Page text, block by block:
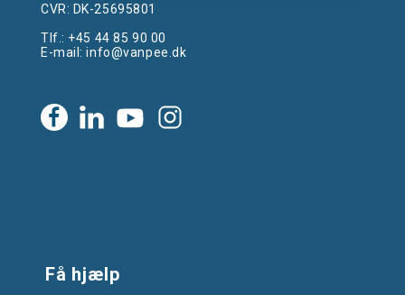
CVR: DK-25695801
Tlf.: +45 44 85 90 00
E-mail:info@vanpee.dk
Få hjælp